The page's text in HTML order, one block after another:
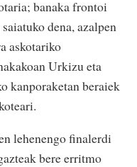
banaka frontoi
dena, azalpen
askotariko
Urkizu eta
kanporaketan beraiek
lehenengo finalerdi
bere erritmo